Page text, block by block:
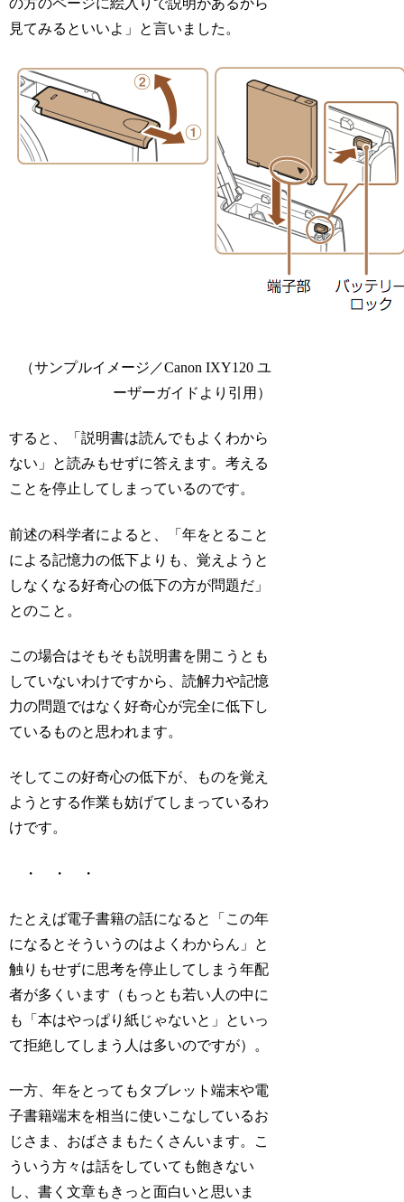
の方のページに絵入りで説明があるから
見てみるといいよ」と言いました。
（サンプルイメージ／Canon IXY120 ユ
ーザーガイドより引用）
すると、「説明書は読んでもよくわから
ない」と読みもせずに答えます。考える
ことを停止してしまっているのです。
前述の科学者によると、「年をとること
による記憶力の低下よりも、覚えようと
しなくなる好奇心の低下の方が問題だ」
とのこと。
この場合はそもそも説明書を開こうとも
していないわけですから、読解力や記憶
力の問題ではなく好奇心が完全に低下し
ているものと思われます。
そしてこの好奇心の低下が、ものを覚え
ようとする作業も妨げてしまっているわ
けです。
・ ・ ・
たとえば電子書籍の話になると「この年
になるとそういうのはよくわからん」と
触りもせずに思考を停止してしまう年配
者が多くいます（もっとも若い人の中に
も「本はやっぱり紙じゃないと」といっ
て拒絶してしまう人は多いのですが）。
一方、年をとってもタブレット端末や電
子書籍端末を相当に使いこなしているお
じさま、おばさまもたくさんいます。こ
ういう方々は話をしていても飽きない
し、書く文章もきっと面白いと思いま